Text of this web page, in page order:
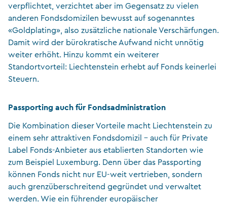
verpflichtet, verzichtet aber im Gegensatz zu vielen
anderen Fondsdomizilen bewusst auf sogenanntes
«Goldplating», also zusätzliche nationale Verschärfungen.
Damit wird der bürokratische Aufwand nicht unnötig
weiter erhöht. Hinzu kommt ein weiterer
Standortvorteil: Liechtenstein erhebt auf Fonds keinerlei
Steuern.
Passporting auch für Fondsadministration
Die Kombination dieser Vorteile macht Liechtenstein zu
einem sehr attraktiven Fondsdomizil – auch für Private
Label Fonds-Anbieter aus etablierten Standorten wie
zum Beispiel Luxemburg. Denn über das Passporting
können Fonds nicht nur EU-weit vertrieben, sondern
auch grenzüberschreitend gegründet und verwaltet
werden. Wie ein führender europäischer